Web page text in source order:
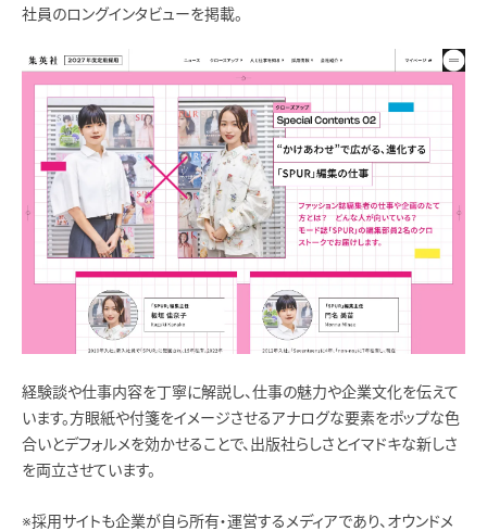
社員のロングインタビューを掲載。
経験談や仕事内容を丁寧に解説し、仕事の魅力や企業文化を伝えて
います。方眼紙や付箋をイメージさせるアナログな要素をポップな色
合いとデフォルメを効かせることで、出版社らしさとイマドキな新しさ
を両立させています。
※採用サイトも企業が自ら所有・運営するメディアであり、オウンドメ